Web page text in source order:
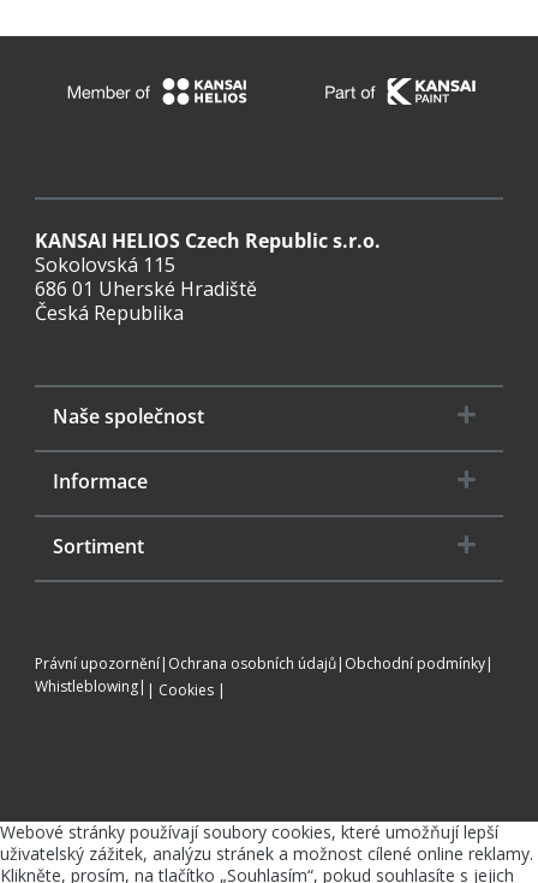
KANSAI HELIOS Czech Republic s.r.o.
Sokolovská 115
686 01 Uherské Hradiště
Česká Republika
Naše společnost
Informace
Sortiment
Právní upozornění| Ochrana osobních údajů| Obchodní podmínky|
Whistleblowing| Cookies
Webové stránky používají soubory cookies, které umožňují lepší
uživatelský zážitek, analýzu stránek a možnost cílené online reklamy.
Klikněte, prosím, na tlačítko „Souhlasím“, pokud souhlasíte s jejich